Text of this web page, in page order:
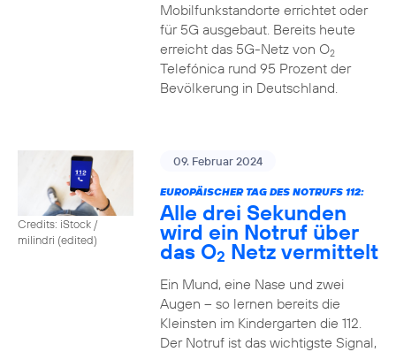
Mobilfunkstandorte errichtet oder
für 5G ausgebaut. Bereits heute
erreicht das 5G-Netz von O2
Telefónica rund 95 Prozent der
Bevölkerung in Deutschland.
Credits: iStock /
milindri (edited)
09. Februar 2024
EUROPÄISCHER TAG DES NOTRUFS 112:
Alle drei Sekunden
wird ein Notruf über
das O2 Netz vermittelt
Ein Mund, eine Nase und zwei
Augen – so lernen bereits die
Kleinsten im Kindergarten die 112.
Der Notruf ist das wichtigste Signal,